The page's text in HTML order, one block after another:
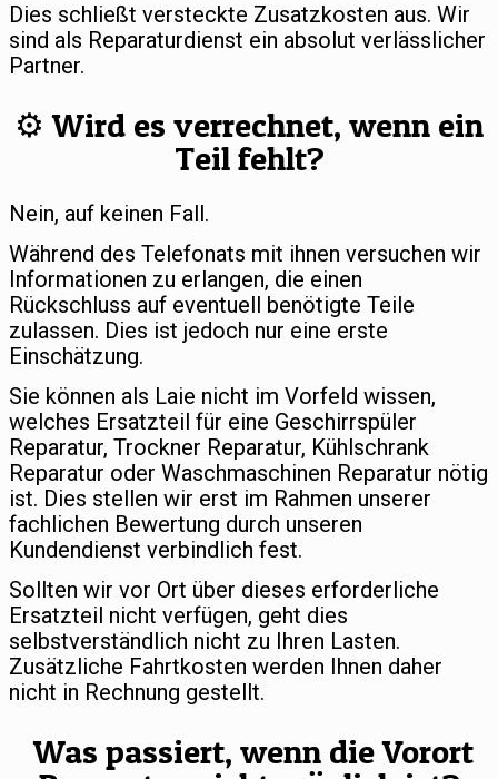
Dies schließt versteckte Zusatzkosten aus. Wir
sind als Reparaturdienst ein absolut verlässlicher
Partner.
⚙️ Wird es verrechnet, wenn ein
Teil fehlt?
Nein, auf keinen Fall.
Während des Telefonats mit ihnen versuchen wir
Informationen zu erlangen, die einen
Rückschluss auf eventuell benötigte Teile
zulassen. Dies ist jedoch nur eine erste
Einschätzung.
Sie können als Laie nicht im Vorfeld wissen,
welches Ersatzteil für eine Geschirrspüler
Reparatur, Trockner Reparatur, Kühlschrank
Reparatur oder Waschmaschinen Reparatur nötig
ist. Dies stellen wir erst im Rahmen unserer
fachlichen Bewertung durch unseren
Kundendienst verbindlich fest.
Sollten wir vor Ort über dieses erforderliche
Ersatzteil nicht verfügen, geht dies
selbstverständlich nicht zu Ihren Lasten.
Zusätzliche Fahrtkosten werden Ihnen daher
nicht in Rechnung gestellt.
Was passiert, wenn die Vorort